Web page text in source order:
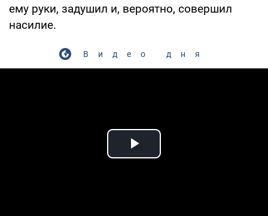
ему руки, задушил и, вероятно, совершил
насилие.
Видео дня
Play Video